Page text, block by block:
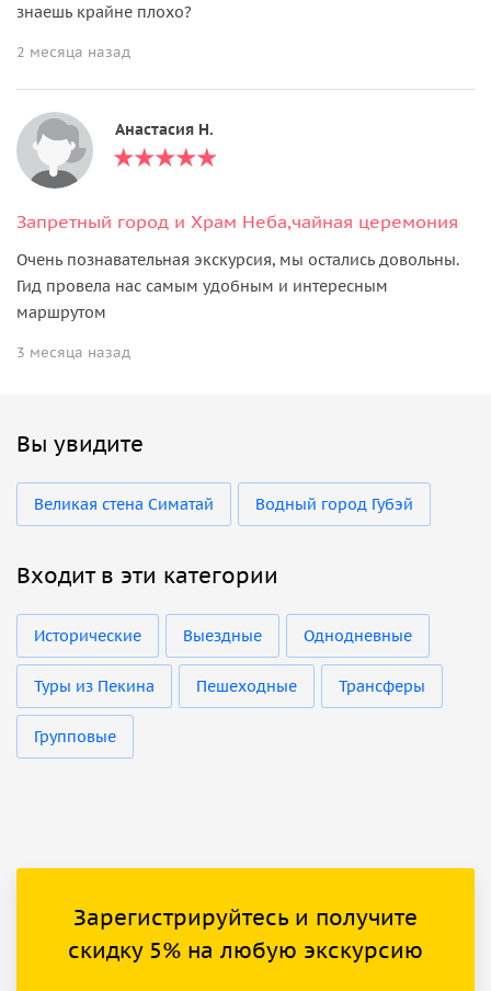
знаешь крайне плохо?
2 месяца назад
Анастасия Н.
Запретный город и Храм Неба,чайная церемония
Очень познавательная экскурсия, мы остались довольны.
Гид провела нас самым удобным и интересным
маршрутом
3 месяца назад
Вы увидите
Великая стена Симатай Водный город Губэй
Входит в эти категории
Исторические Выездные Однодневные
Туры из Пекина Пешеходные Трансферы
Групповые
Зарегистрируйтесь и получите
скидку 5% на любую экскурсию